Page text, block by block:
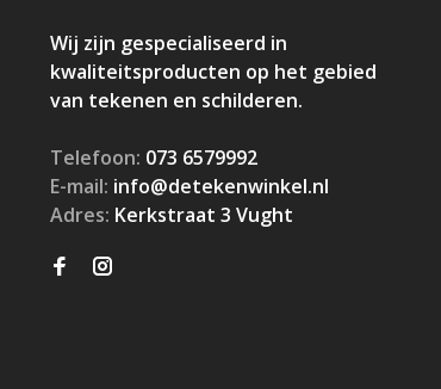
Wij zijn gespecialiseerd in
kwaliteitsproducten op het gebied
van tekenen en schilderen.
Telefoon: 073 6579992
E-mail: info@detekenwinkel.nl
Adres: Kerkstraat 3 Vught